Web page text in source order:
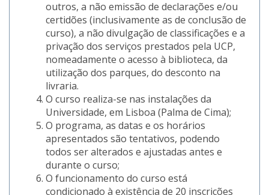
outros, a não emissão de declarações e/ou
certidões (inclusivamente as de conclusão de
curso), a não divulgação de classificações e a
privação dos serviços prestados pela UCP,
nomeadamente o acesso à biblioteca, da
utilização dos parques, do desconto na
livraria.
O curso realiza-se nas instalações da
Universidade, em Lisboa (Palma de Cima);
O programa, as datas e os horários
apresentados são tentativos, podendo
todos ser alterados e ajustadas antes e
durante o curso;
O funcionamento do curso está
condicionado à existência de 20 inscrições